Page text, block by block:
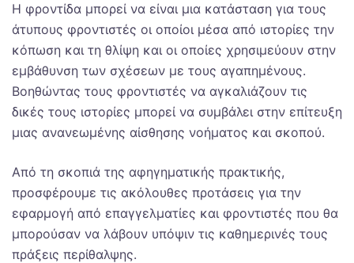
Η φροντίδα μπορεί να είναι μια κατάσταση για τους
άτυπους φροντιστές οι οποίοι μέσα από ιστορίες την
κόπωση και τη θλίψη και οι οποίες χρησιμεύουν στην
εμβάθυνση των σχέσεων με τους αγαπημένους.
Βοηθώντας τους φροντιστές να αγκαλιάζουν τις
δικές τους ιστορίες μπορεί να συμβάλει στην επίτευξη
μιας ανανεωμένης αίσθησης νοήματος και σκοπού.
Από τη σκοπιά της αφηγηματικής πρακτικής,
προσφέρουμε τις ακόλουθες προτάσεις για την
εφαρμογή από επαγγελματίες και φροντιστές που θα
μπορούσαν να λάβουν υπόψιν τις καθημερινές τους
πράξεις περίθαλψης.